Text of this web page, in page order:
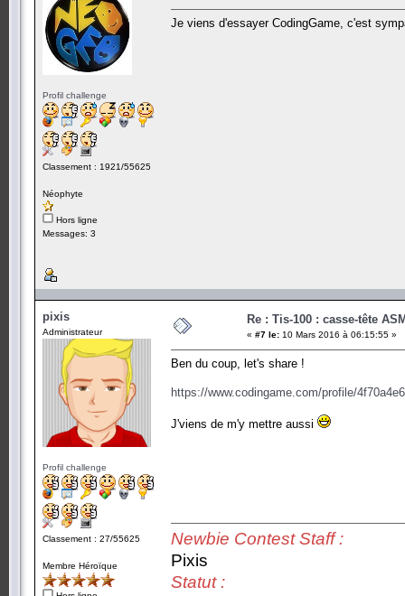
Profil challenge
Classement : 1921/55625
Néophyte
Hors ligne
Messages: 3
Je viens d'essayer CodingGame, c'est
pixis
Administrateur
Profil challenge
Classement : 27/55625
Membre Héroïque
Re : Tis-100 : casse-tête
« #7 le: 10 Mars 2016 à 06:15:55 »
Ben du coup, let's share !
https://www.codingame.com/profile/
J'viens de m'y mettre aussi
Newbie Contest Staff :
Pixis
Statut :